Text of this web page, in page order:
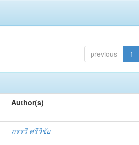
previous 1
Author(s)
กรรวี ศรีวิชัย